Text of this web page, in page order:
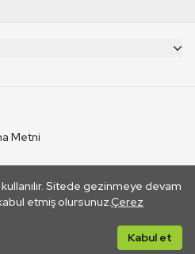
Sitede gezinmeye devam
etmiş olursunuz.Çerez
Kabul et
Metni
Bağlantı yoluyla gidilen dış